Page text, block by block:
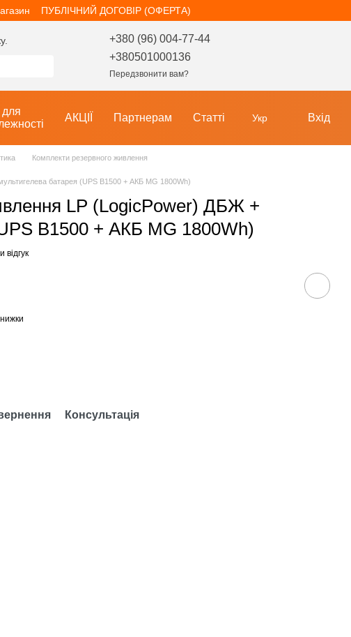
ПУБЛІЧНИЙ ДОГОВІР (ОФЕРТА)
+380 (96) 004-77-44
+380501000136
Передзвонити вам?
АКЦІЇ Партнерам Статті Укр Вхід
Комплекти резервного живлення
батарея (UPS B1500 + АКБ MG 1800Wh)
LP (LogicPower) ДБЖ +
B1500 + АКБ MG 1800Wh)
відгук
Консультація